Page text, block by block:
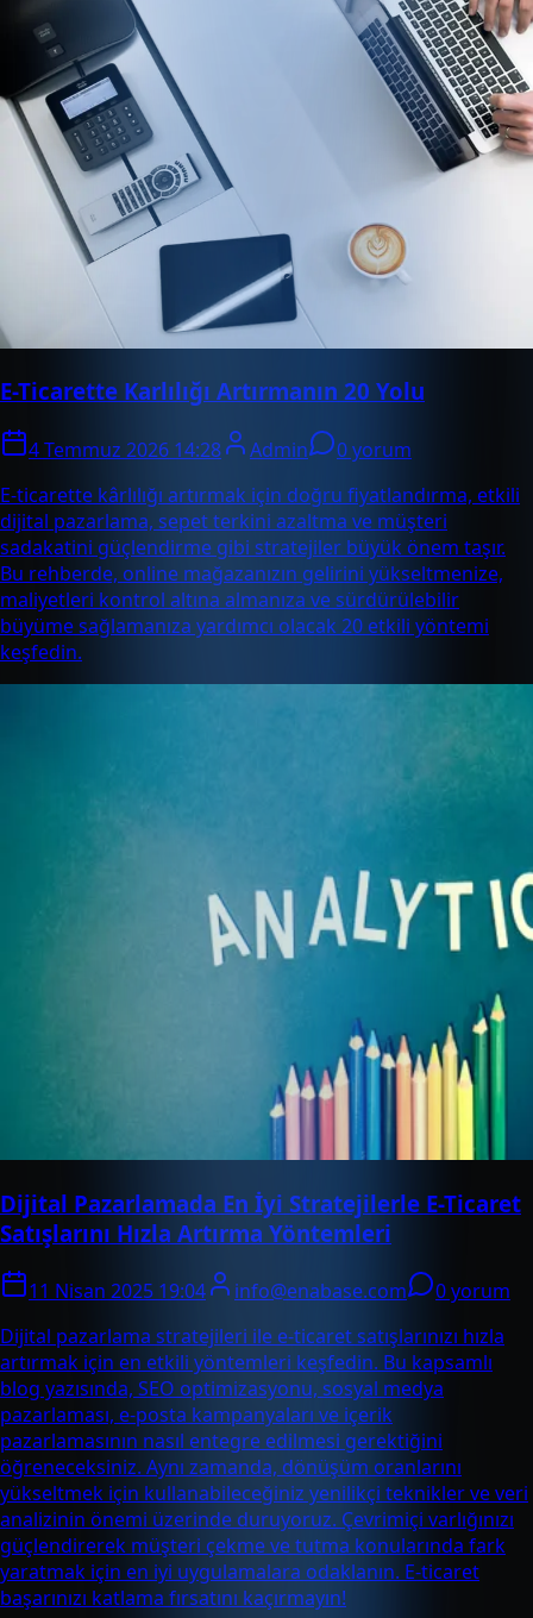
E-Ticarette Karlılığı Artırmanın 20 Yolu
4 Temmuz 2026 14:28 Admin
0 yorum
E-ticarette kârlılığı artırmak için doğru fiyatlandırma, etkili
dijital pazarlama, sepet terkini azaltma ve müşteri
sadakatini güçlendirme gibi stratejiler büyük önem taşır.
Bu rehberde, online mağazanızın gelirini yükseltmenize,
maliyetleri kontrol altına almanıza ve sürdürülebilir
büyüme sağlamanıza yardımcı olacak 20 etkili yöntemi
keşfedin.
Dijital Pazarlamada En İyi Stratejilerle E-Ticaret
Satışlarını Hızla Artırma Yöntemleri
11 Nisan 2025 19:04 info@enabase.com
0 yorum
Dijital pazarlama stratejileri ile e-ticaret satışlarınızı hızla
artırmak için en etkili yöntemleri keşfedin. Bu kapsamlı
blog yazısında, SEO optimizasyonu, sosyal medya
pazarlaması, e-posta kampanyaları ve içerik
pazarlamasının nasıl entegre edilmesi gerektiğini
öğreneceksiniz. Aynı zamanda, dönüşüm oranlarını
yükseltmek için kullanabileceğiniz yenilikçi teknikler ve veri
analizinin önemi üzerinde duruyoruz. Çevrimiçi varlığınızı
güçlendirerek müşteri çekme ve tutma konularında fark
yaratmak için en iyi uygulamalara odaklanın. E-ticaret
başarınızı katlama fırsatını kaçırmayın!